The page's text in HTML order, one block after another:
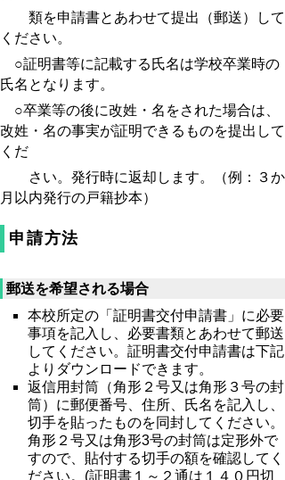
類を申請書とあわせて提出（郵送）して
ください。
○証明書等に記載する氏名は学校卒業時の
氏名となります。
○卒業等の後に改姓・名をされた場合は、
改姓・名の事実が証明できるものを提出して
くだ
さい。発行時に返却します。（例：３か
月以内発行の戸籍抄本）
申請方法
郵送を希望される場合
本校所定の「証明書交付申請書」に必要
事項を記入し、必要書類とあわせて郵送
してください。証明書交付申請書は下記
よりダウンロードできます。
返信用封筒（角形２号又は角形３号の封
筒）に郵便番号、住所、氏名を記入し、
切手を貼ったものを同封してください。
角形２号又は角形3号の封筒は定形外で
すので、貼付する切手の額を確認してく
ださい。(証明書１～２通は１４０円切